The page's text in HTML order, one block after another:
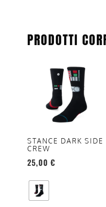
PRODOTTI
STANCE DARK SIDE
CREW
25,00 €
prodotto
varianti.
opzioni
possono
essere
nella
pagina